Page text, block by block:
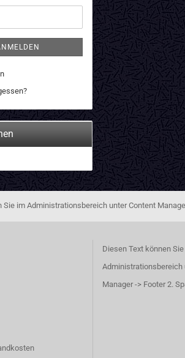
Sie im Administrationsbereich unter Content
Diesen Text können
Administrationsbereich
Manager -> Footer 2.